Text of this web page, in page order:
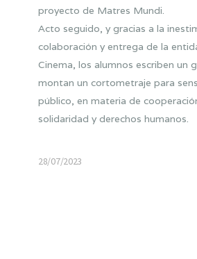
proyecto de Matres Mundi.
Acto seguido, y gracias a la
colaboración y entrega de la
Cinema, los alumnos escriben un
montan un cortometraje para
público, en materia de
solidaridad y derechos humanos.
28/07/2023